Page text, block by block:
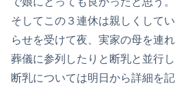
そしてこの３連休は親しくして
らせを受けて夜、実家の母を連
葬儀に参列したりと断乳と並行
断乳については明日から詳細を